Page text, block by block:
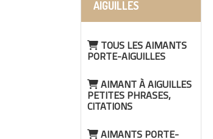
AIGUILLES
TOUS LES AIMANTS
PORTE-AIGUILLES
AIMANT À AIGUILLES
PETITES PHRASES,
CITATIONS
AIMANTS PORTE-